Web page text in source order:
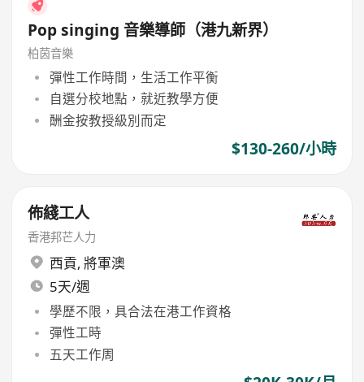
Pop singing 音樂導師（港九新界）
柏茵音樂
彈性工作時間，生活工作平衡
自選分校地點，就近教學方便
酬金按教授級別而定
$130-260/小時
佈綫工人
香港邦芒人力
西貢, 將軍澳
5天/週
學歷不限，具合法在港工作資格
彈性工時
五天工作周